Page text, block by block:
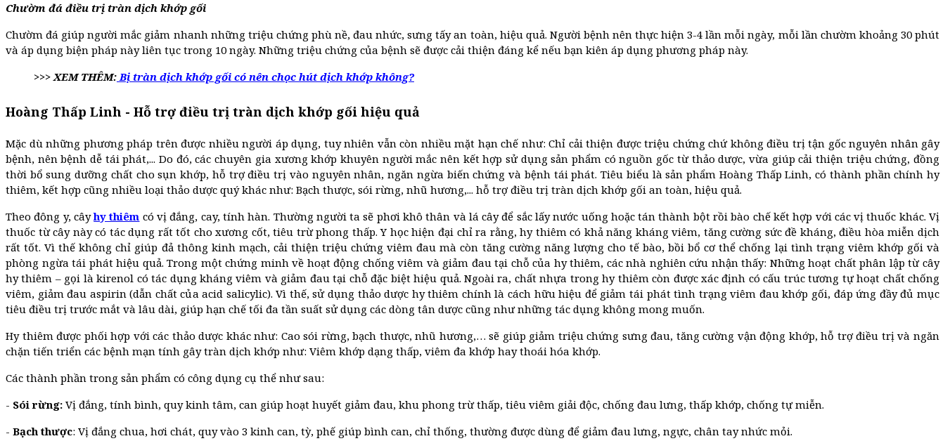
Chườm đá điều trị tràn dịch khớp gối
Chườm đá giúp người mắc giảm nhanh những triệu chứng phù nề, đau nhức, sưng tấy an toàn, hiệu quả. Người bệnh nên thực hiện 3-4 lần mỗi ngày, mỗi lần chườm khoảng 30 phút
và áp dụng biện pháp này liên tục trong 10 ngày. Những triệu chứng của bệnh sẽ được cải thiện đáng kể nếu bạn kiên áp dụng phương pháp này.
>>> XEM THÊM:Bị tràn dịch khớp gối có nên chọc hút dịch khớp không?
Hoàng Thấp Linh - Hỗ trợ điều trị tràn dịch khớp gối hiệu quả
Mặc dù những phương pháp trên được nhiều người áp dụng, tuy nhiên vẫn còn nhiều mặt hạn chế như: Chỉ cải thiện được triệu chứng chứ không điều trị tận gốc nguyên nhân gây
bệnh, nên bệnh dễ tái phát,... Do đó, các chuyên gia xương khớp khuyên người mắc nên kết hợp sử dụng sản phẩm có nguồn gốc từ thảo dược, vừa giúp cải thiện triệu chứng, đồng
thời bổ sung dưỡng chất cho sụn khớp, hỗ trợ điều trị vào nguyên nhân, ngăn ngừa biến chứng và bệnh tái phát. Tiêu biểu là sản phẩm Hoàng Thấp Linh, có thành phần chính hy
thiêm, kết hợp cũng nhiều loại thảo dược quý khác như: Bạch thược, sói rừng, nhũ hương,... hỗ trợ điều trị tràn dịch khớp gối an toàn, hiệu quả.
Theo đông y, câyhy thiêm có vị đắng, cay, tính hàn. Thường người ta sẽ phơi khô thân và lá cây để sắc lấy nước uống hoặc tán thành bột rồi bào chế kết hợp với các vị thuốc khác. Vị
thuốc từ cây này có tác dụng rất tốt cho xương cốt, tiêu trừ phong thấp. Y học hiện đại chỉ ra rằng, hy thiêm có khả năng kháng viêm, tăng cường sức đề kháng, điều hòa miễn dịch
rất tốt. Vì thế không chỉ giúp đả thông kinh mạch, cải thiện triệu chứng viêm đau mà còn tăng cường năng lượng cho tế bào, bồi bổ cơ thể chống lại tình trạng viêm khớp gối và
phòng ngừa tái phát hiệu quả. Trong một chứng minh về hoạt động chống viêm và giảm đau tại chỗ của hy thiêm, các nhà nghiên cứu nhận thấy: Những hoạt chất phân lập từ cây
hy thiêm – gọi là kirenol có tác dụng kháng viêm và giảm đau tại chỗ đặc biệt hiệu quả. Ngoài ra, chất nhựa trong hy thiêm còn được xác định có cấu trúc tương tự hoạt chất chống
viêm, giảm đau aspirin (dẫn chất của acid salicylic). Vì thế, sử dụng thảo dược hy thiêm chính là cách hữu hiệu để giảm tái phát tình trạng viêm đau khớp gối, đáp ứng đầy đủ mục
tiêu điều trị trước mắt và lâu dài, giúp hạn chế tối đa tần suất sử dụng các dòng tân dược cũng như những tác dụng không mong muốn.
Hy thiêm được phối hợp với các thảo dược khác như: Cao sói rừng, bạch thược, nhũ hương,… sẽ giúp giảm triệu chứng sưng đau, tăng cường vận động khớp, hỗ trợ điều trị và ngăn
chặn tiến triển các bệnh mạn tính gây tràn dịch khớp như: Viêm khớp dạng thấp, viêm đa khớp hay thoái hóa khớp.
Các thành phần trong sản phẩm có công dụng cụ thể như sau:
- Sói rừng: Vị đắng, tính bình, quy kinh tâm, can giúp hoạt huyết giảm đau, khu phong trừ thấp, tiêu viêm giải độc, chống đau lưng, thấp khớp, chống tự miễn.
- Bạch thược: Vị đắng chua, hơi chát, quy vào 3 kinh can, tỳ, phế giúp bình can, chỉ thống, thường được dùng để giảm đau lưng, ngực, chân tay nhức mỏi.